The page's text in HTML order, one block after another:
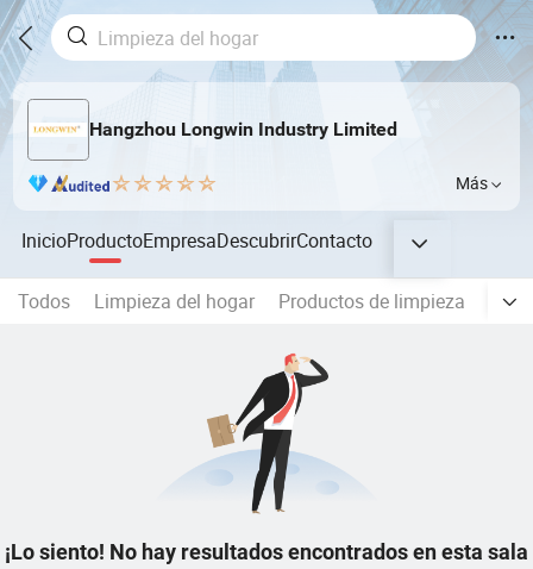
Hangzhou Longwin Industry Limited
Más
InicioProductoEmpresaDescubrirContacto
Todos Limpieza del hogar Productos de limpieza
¡Lo siento! No hay resultados encontrados en esta sala